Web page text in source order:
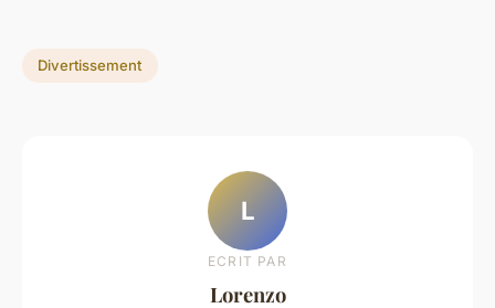
Divertissement
L
ECRIT PAR
Lorenzo